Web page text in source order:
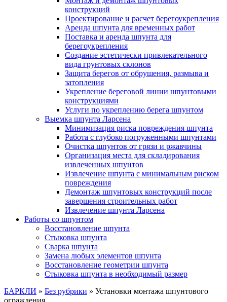
конструкций
Проектирование и расчет берегоукрепления
Аренда шпунта для временных работ
Поставка и аренда шпунта для
берегоукрепления
Создание эстетически привлекательного
вида грунтовых склонов
Защита берегов от обрушения, размыва и
затопления
Укрепление береговой линии шпунтовыми
конструкциями
Услуги по укреплению берега шпунтом
Выемка шпунта Ларсена
Минимизация риска повреждения шпунта
Работа с глубоко погруженными шпунтами
Очистка шпунтов от грязи и ржавчины
Организация места для складирования
извлеченных шпунтов
Извлечение шпунта с минимальным риском
повреждения
Демонтаж шпунтовых конструкций после
завершения строительных работ
Извлечение шпунта Ларсена
Работы со шпунтом
Восстановление шпунта
Стыковка шпунта
Сварка шпунта
Замена любых элементов шпунта
Восстановление геометрии шпунта
Стыковка шпунта в необходимый размер
БАРКЛИ » Без рубрики » Установки монтажа шпунтового
ограждения